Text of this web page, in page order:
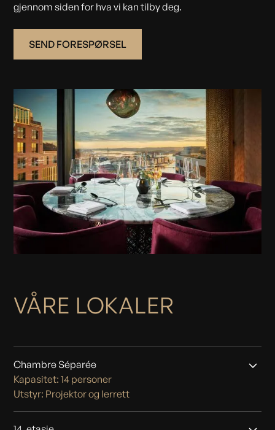
gjennom siden for hva vi kan tilby deg.
SEND FORESPØRSEL
VÅRE LOKALER
Chambre Séparée
Kapasitet: 14 personer
Utstyr: Projektor og lerrett